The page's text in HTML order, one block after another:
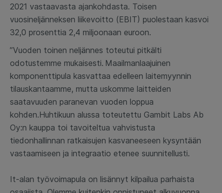
2021 vastaavasta ajankohdasta. Toisen
vuosineljänneksen liikevoitto (EBIT) puolestaan kasvoi
32,0 prosenttia 2,4 miljoonaan euroon.
”Vuoden toinen neljännes toteutui pitkälti
odotustemme mukaisesti. Maailmanlaajuinen
komponenttipula kasvattaa edelleen laitemyynnin
tilauskantaamme, mutta uskomme laitteiden
saatavuuden paranevan vuoden loppua
kohden.Huhtikuun alussa toteutettu Gambit Labs Ab
Oy:n kauppa toi tavoiteltua vahvistusta
tiedonhallinnan ratkaisujen kasvaneeseen kysyntään
vastaamiseen ja integraatio etenee suunnitellusti.
It-alan työvoimapula on lisännyt kilpailua parhaista